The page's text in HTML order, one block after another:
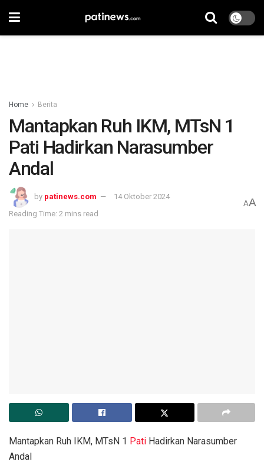
Home Berita
Mantapkan Ruh IKM, MTsN 1
Pati Hadirkan Narasumber
Andal
by patinews.com
14 Oktober 2024
Reading Time: 2 mins read
AA
Mantapkan Ruh IKM, MTsN 1 Pati Hadirkan Narasumber
Andal